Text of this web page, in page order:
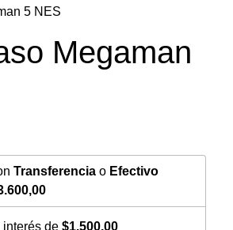
5 NES
Megaman
Transferenciao Efectivo
de $1.500,00